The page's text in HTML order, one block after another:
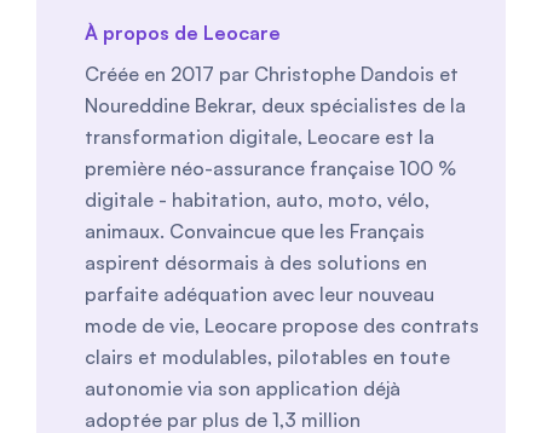
À propos de Leocare
Créée en 2017 par Christophe Dandois et
Noureddine Bekrar, deux spécialistes de la
transformation digitale, Leocare est la
première néo-assurance française 100 %
digitale - habitation, auto, moto, vélo,
animaux. Convaincue que les Français
aspirent désormais à des solutions en
parfaite adéquation avec leur nouveau
mode de vie, Leocare propose des contrats
clairs et modulables, pilotables en toute
autonomie via son application déjà
adoptée par plus de 1,3 million